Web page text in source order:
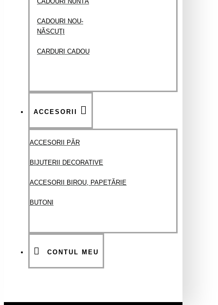
CADOURI NOU-
NĂSCUŢI
CARDURI CADOU
ACCESORII
ACCESORII PĂR
BIJUTERII DECORATIVE
ACCESORII BIROU, PAPETĂRIE
BUTONI
CONTUL MEU